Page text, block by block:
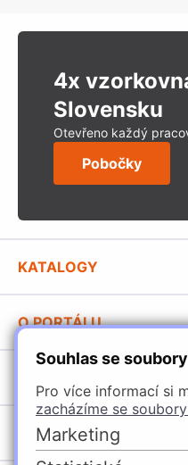
Souhlas se
Pro více informací si
zacházíme se
Marketing
4x
Slovensku
Otevřeno každý
Pobočky
KATALOGY
Stavební katalog Häfele
Brožury Häfele
O PORTÁLU
Provozovatel portálu
Jak používat portál
Úchytky
Nábytkové kování
POBOČKY